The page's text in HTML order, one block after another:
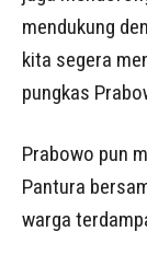
mendukung
kita segera
pungkas
Prabowo pun
Pantura
warga